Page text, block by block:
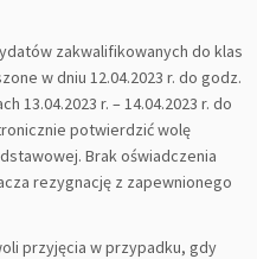
zakwalifikowanych do klas
w dniu 12.04.2023 r. do godz.
13.04.2023 r. – 14.04.2023 r. do
potwierdzić wolę
Brak oświadczenia
rezygnację z zapewnionego
przyjęcia w przypadku, gdy